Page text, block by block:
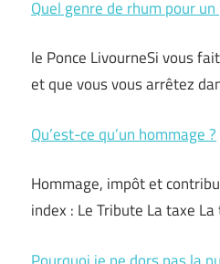
Quel genre de rhum pour un
le Ponce LivourneSi vous
et que vous vous arrêtez
Qu’est-ce qu’un hommage ?
Hommage, impôt et
index : Le Tribute La taxe